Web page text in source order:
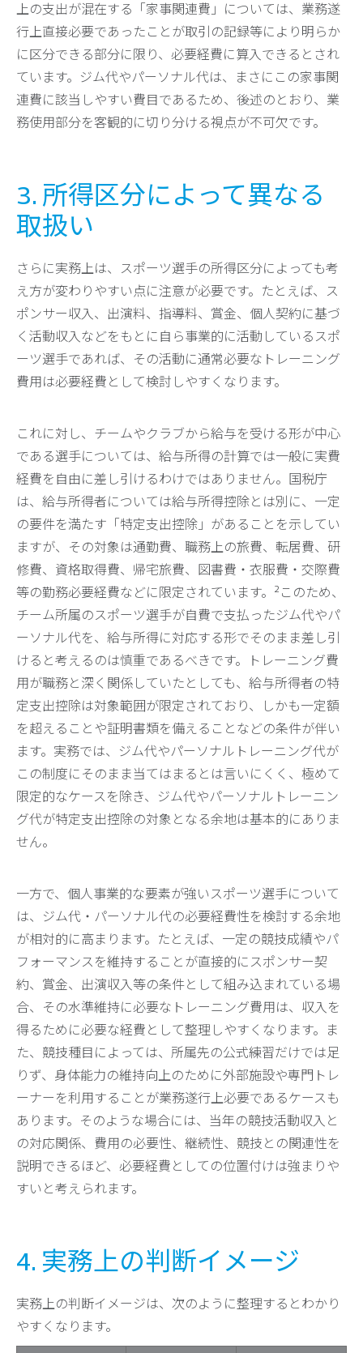
上の支出が混在する「家事関連費」については、業務遂
行上直接必要であったことが取引の記録等により明らか
に区分できる部分に限り、必要経費に算入できるとされ
ています。ジム代やパーソナル代は、まさにこの家事関
連費に該当しやすい費目であるため、後述のとおり、業
務使用部分を客観的に切り分ける視点が不可欠です。
3. 所得区分によって異なる
取扱い
さらに実務上は、スポーツ選手の所得区分によっても考
え方が変わりやすい点に注意が必要です。たとえば、ス
ポンサー収入、出演料、指導料、賞金、個人契約に基づ
く活動収入などをもとに自ら事業的に活動しているスポ
ーツ選手であれば、その活動に通常必要なトレーニング
費用は必要経費として検討しやすくなります。
これに対し、チームやクラブから給与を受ける形が中心
である選手については、給与所得の計算では一般に実費
経費を自由に差し引けるわけではありません。国税庁
は、給与所得者については給与所得控除とは別に、一定
の要件を満たす「特定支出控除」があることを示してい
ますが、その対象は通勤費、職務上の旅費、転居費、研
修費、資格取得費、帰宅旅費、図書費・衣服費・交際費
等の勤務必要経費などに限定されています。
2 このため、
チーム所属のスポーツ選手が自費で支払ったジム代やパ
ーソナル代を、給与所得に対応する形でそのまま差し引
けると考えるのは慎重であるべきです。トレーニング費
用が職務と深く関係していたとしても、給与所得者の特
定支出控除は対象範囲が限定されており、しかも一定額
を超えることや証明書類を備えることなどの条件が伴い
ます。実務では、ジム代やパーソナルトレーニング代が
この制度にそのまま当てはまるとは言いにくく、極めて
限定的なケースを除き、ジム代やパーソナルトレーニン
グ代が特定支出控除の対象となる余地は基本的にありま
せん。
一方で、個人事業的な要素が強いスポーツ選手について
は、ジム代・パーソナル代の必要経費性を検討する余地
が相対的に高まります。たとえば、一定の競技成績やパ
フォーマンスを維持することが直接的にスポンサー契
約、賞金、出演収入等の条件として組み込まれている場
合、その水準維持に必要なトレーニング費用は、収入を
得るために必要な経費として整理しやすくなります。ま
た、競技種目によっては、所属先の公式練習だけでは足
りず、身体能力の維持向上のために外部施設や専門トレ
ーナーを利用することが業務遂行上必要であるケースも
あります。そのような場合には、当年の競技活動収入と
の対応関係、費用の必要性、継続性、競技との関連性を
説明できるほど、必要経費としての位置付けは強まりや
すいと考えられます。
4. 実務上の判断イメージ
実務上の判断イメージは、次のように整理するとわかり
やすくなります。